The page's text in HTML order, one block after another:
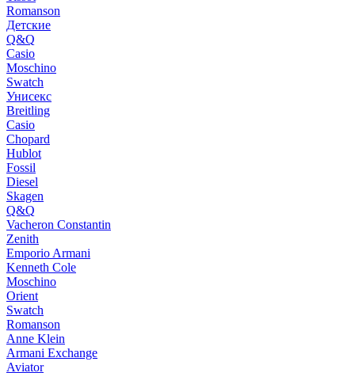
Romanson
Детские
Q&Q
Casio
Moschino
Swatch
Унисекс
Breitling
Casio
Chopard
Hublot
Fossil
Diesel
Skagen
Q&Q
Vacheron Constantin
Zenith
Emporio Armani
Kenneth Cole
Moschino
Orient
Swatch
Romanson
Anne Klein
Armani Exchange
Aviator